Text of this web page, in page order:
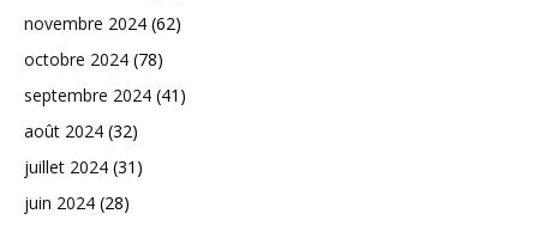
novembre 2024 (62)
octobre 2024 (78)
septembre 2024 (41)
août 2024 (32)
juillet 2024 (31)
juin 2024 (28)